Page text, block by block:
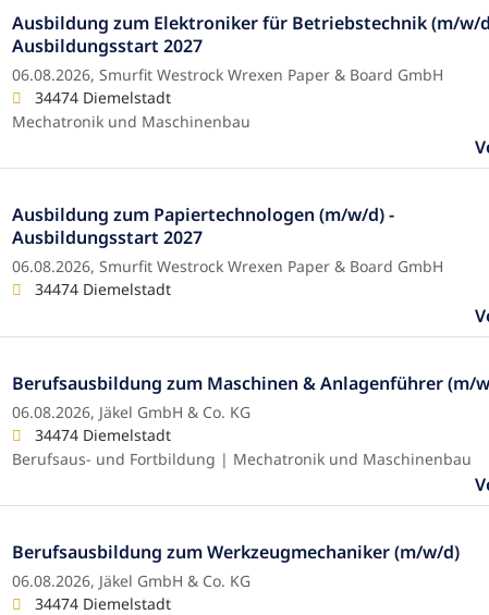
Ausbildung zum Elektroniker für Betriebstechnik (m/w/
Ausbildungsstart 2027
06.08.2026, Smurfit Westrock Wrexen Paper & Board GmbH
34474 Diemelstadt
Mechatronik und Maschinenbau
Ausbildung zum Papiertechnologen (m/w/d) -
Ausbildungsstart 2027
06.08.2026, Smurfit Westrock Wrexen Paper & Board GmbH
34474 Diemelstadt
Berufsausbildung zum Maschinen & Anlagenführer (m/
06.08.2026, Jäkel GmbH & Co. KG
34474 Diemelstadt
Berufsaus- und Fortbildung | Mechatronik und Maschinenbau
Berufsausbildung zum Werkzeugmechaniker (m/w/d)
06.08.2026, Jäkel GmbH & Co. KG
34474 Diemelstadt